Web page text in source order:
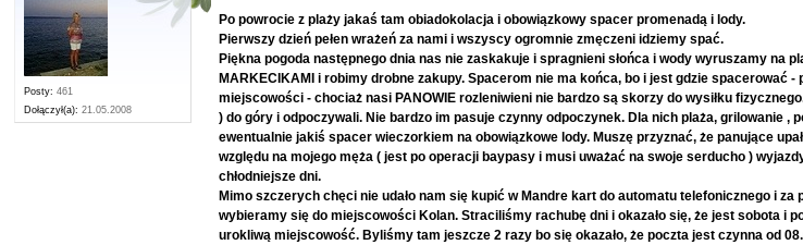
Posty: 461
Dołączył(a): 21.05.2008
Po powrocie z plaży jakaś tam obiadokolacja i obowiązkowy spacer promenadą i lody.
Pierwszy dzień pełen wrażeń za nami i wszyscy ogromnie zmęczeni idziemy spać.
Piękna pogoda następnego dnia nas nie zaskakuje i spragnieni słońca i wody wyruszamy na
MARKECIKAMI i robimy drobne zakupy. Spacerom nie ma końca, bo i jest gdzie spacerować
miejscowości - chociaż nasi PANOWIE rozleniwieni nie bardzo są skorzy do wysiłku
) do góry i odpoczywali. Nie bardzo im pasuje czynny odpoczynek. Dla nich plaża, grilowanie ,
ewentualnie jakiś spacer wieczorkiem na obowiązkowe lody. Muszę przyznać, że panujące
względu na mojego męża ( jest po operacji baypasy i musi uważać na swoje serducho )
chłodniejsze dni.
Mimo szczerych chęci nie udało nam się kupić w Mandre kart do automatu telefonicznego i za
wybieramy się do miejscowości Kolan. Straciliśmy rachubę dni i okazało się, że jest sobota i
urokliwą miejscowość. Byliśmy tam jeszcze 2 razy bo się okazało, że poczta jest czynna od